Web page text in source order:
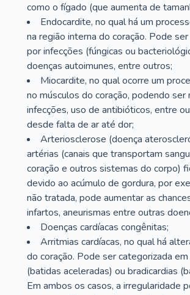
como o fígado (que aumenta de
Endocardite, no qual há um
na região interna do coração. Pode
por infecções (fúngicas ou
doenças autoimunes, entre outros;
Miocardite, no qual ocorre um
no músculos do coração, podendo
infecções, uso de antibióticos, entre
desde falta de ar até dor;
Arteriosclerose (doença
artérias (canais que transportam
coração e outros sistemas do corpo)
devido ao acúmulo de gordura, por
não tratada, pode aumentar as
infartos, aneurismas entre outras
Doenças cardíacas congênitas;
Arritmias cardíacas, no qual há
do coração. Pode ser categorizada
(batidas aceleradas) ou bradicardias
Em ambos os casos, a irregularidade